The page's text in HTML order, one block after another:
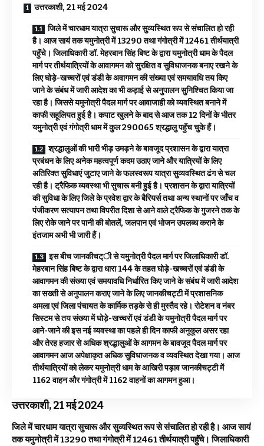
उत्तरकाशी, 21 मई 2024
जिले में चारधाम यात्रा सुचारू और सुव्यस्थित रूप से संचालित हो रही
है। आज सायं तक यमुनोत्री में 13290 तथा गंगोत्री में 12461 तीर्थयात्री
पहॅुंचे। जिलाधिकारी डॉ. मेहरबान सिंह बिष्ट के द्वारा यमुनोत्री धाम के पैदल
मार्ग पर तीर्थयात्रियों के आवागमन को सुरक्षित व सुविधाजनक बनाए रखने के
लिए घोड़े-खच्चरों एवं डंडी के अवागमन की संख्या एवं समयावधि तय किए
जाने के संबंध में जारी आदेश का भी कड़ाई से अनुपालन सुनिश्चित किया जा
रहा है। जिससे यमुनोत्री पैदल मार्ग पर आवाजाही को व्यवस्थित बनाने में
काफी सहूलियत हुई है। कपाट खुलने के बाद से आज तक 12 दिनों के भीतर
यमुनोत्री एवं गंगोत्री धाम में कुल 290065 श्रद्धालु पहॅुंच चुके हैं।
श्रद्धालुओं की भारी भीड़ उमड़ने के बावजूद प्रशासन के द्वारा यात्रा
प्रबंधन के लिए अनेक महत्वपूर्ण कदम उठाए जाने और यात्रियों के लिए
अतिरिक्त सुविधाएं जुटाए जाने के फलस्वरूप यात्रा सुव्यवस्थित ढंग से चल
रही है। ट्रैफिक व्यवस्था भी सुचारू बनी हुई है। प्रशासन के द्वारा यात्रियों
की सुविधा के लिए जिले के प्रवेश द्वार के बैरियर्स तथा अन्य स्थानों पर जॉंच व
पंजीकरण सत्यापन तथा विपरीत दिशा से आने वाले ट्रैफिक के गुजरने तक के
लिए रोके जाने पर पानी की बोतलें, जलपान एवं भोजन उपलब्ध कराने के
इंतजाम अभी भी जारी हैं।
इस बीच जानकीचट्ी से यमुनोत्री पैदल मार्ग पर जिलाधिकारी डॉ.
मेहरबान सिंह बिष्ट के द्वारा धारा 144 के तहत घोड़े-खच्चरों एवं डंडी के
आवागमन की संख्या एवं समयावधि निर्धारित किए जाने के संबंध में जारी आदेश
का सख्ती से अनुपालन कराए जाने के लिए जानकीचट्टी में प्रशासनिक
अमला एवं जिला पंचायत के कार्मिक तड़के से ही मुस्तैद रहे। रोटेशन व नंबर
सिस्टम से तय संख्या में घोड़े-खच्चरों एवं डंडी के यमुनोत्री पैदल मार्ग पर
आने-जाने की इस नई व्यवस्था का पहले ही दिन काफी अनुकूल असर रहा
और तेरह हजार से अधिक श्रद्धालुओं के आगमन के बावजूद पैदल मार्ग पर
आवागमन आज अपेक्षाकृत अधिक सुविधाजनक व व्यवस्थित देखा गया। आज
तीर्थयात्रियों को लेकर यमुनोत्री धाम के आखिरी पड़ाव जानकीचट्टी में
1162 वाहन और गंगोत्री में 1162 वाहनों का आगमन हुआ।
उत्तरकाशी, 21 मई 2024
जिले में चारधाम यात्रा सुचारू और सुव्यस्थित रूप से संचालित हो रही है। आज सायं
तक यमुनोत्री में 13290 तथा गंगोत्री में 12461 तीर्थयात्री पहॅुंचे। जिलाधिकारी